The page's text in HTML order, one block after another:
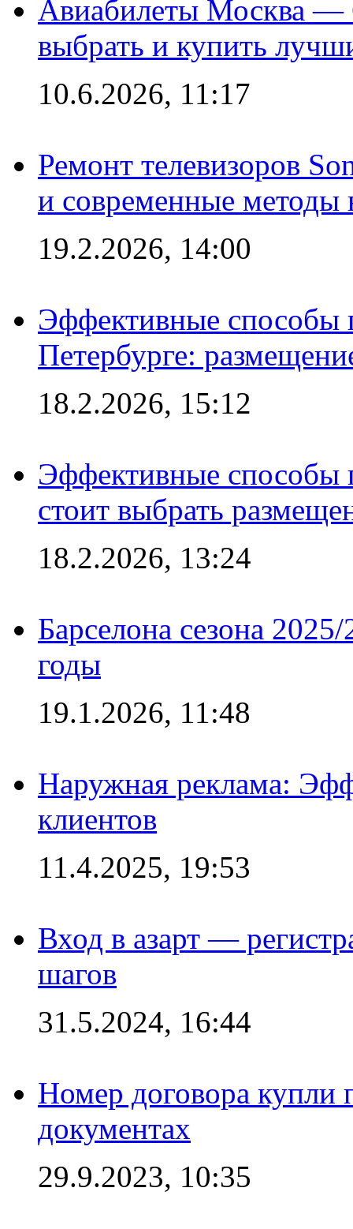
Авиабилеты Москва —
выбрать и купить
10.6.2026, 11:17
Ремонт телевизоров
и современные методы
19.2.2026, 14:00
Эффективные способы
Петербурге:
18.2.2026, 15:12
Эффективные способы
стоит выбрать
18.2.2026, 13:24
Барселона сезона
годы
19.1.2026, 11:48
Наружная реклама:
клиентов
11.4.2025, 19:53
Вход в азарт —
шагов
31.5.2024, 16:44
Номер договора купли
документах
29.9.2023, 10:35